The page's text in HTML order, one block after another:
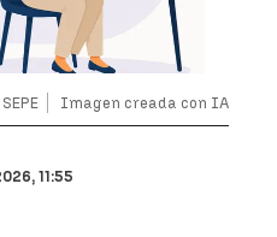
Imagen creada con IA
11:55